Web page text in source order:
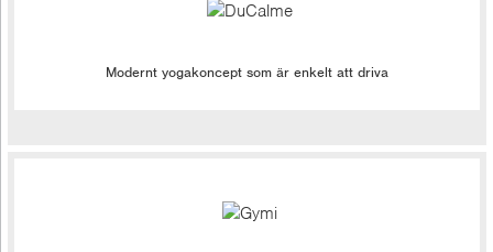
Modernt yogakoncept som är enkelt att driva